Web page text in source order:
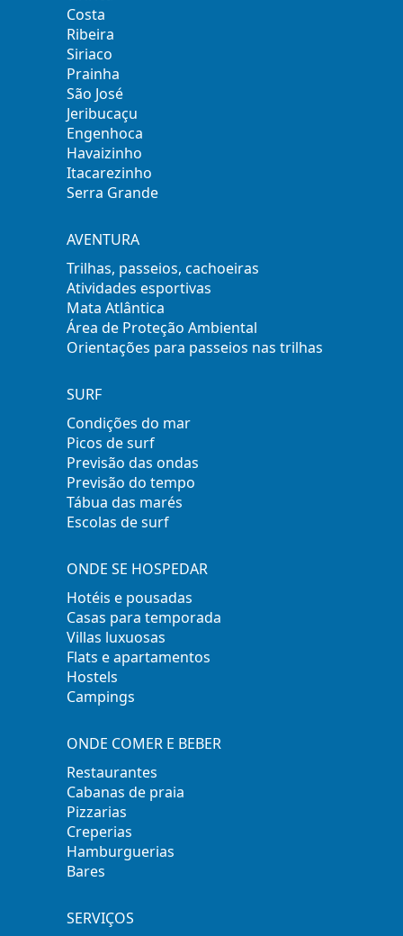
Costa
Ribeira
Siriaco
Prainha
São José
Jeribucaçu
Engenhoca
Havaizinho
Itacarezinho
Serra Grande
AVENTURA
Trilhas, passeios, cachoeiras
Atividades esportivas
Mata Atlântica
Área de Proteção Ambiental
Orientações para passeios nas trilhas
SURF
Condições do mar
Picos de surf
Previsão das ondas
Previsão do tempo
Tábua das marés
Escolas de surf
ONDE SE HOSPEDAR
Hotéis e pousadas
Casas para temporada
Villas luxuosas
Flats e apartamentos
Hostels
Campings
ONDE COMER E BEBER
Restaurantes
Cabanas de praia
Pizzarias
Creperias
Hamburguerias
Bares
SERVIÇOS